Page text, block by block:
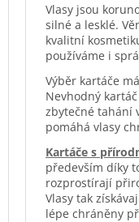
Vlasy jsou
silné a lesklé.
kvalitní
používáme i
Výběr kartáče
Nevhodný
zbytečné tahání
pomáhá vlasy
Kartáče s
především díky
rozprostírají
Vlasy tak
lépe chráněny